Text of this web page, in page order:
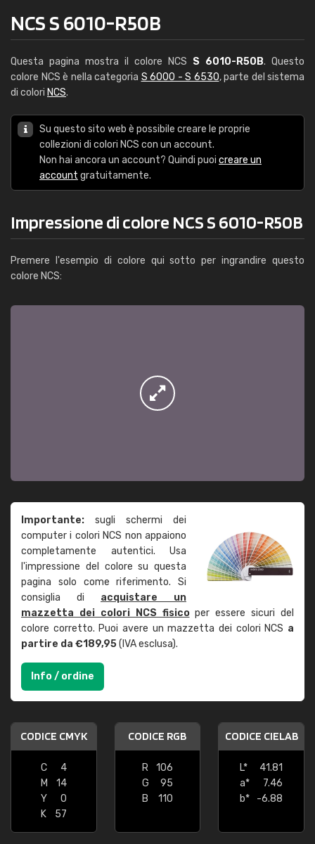
NCS S 6010-R50B
Questa pagina mostra il colore NCS S 6010-R50B. Questo
colore NCS è nella categoria S 6000 - S 6530, parte del sistema
di colori NCS.
Su questo sito web è possibile creare le proprie
collezioni di colori NCS con un account.
Non hai ancora un account? Quindi puoi creare un
account gratuitamente.
Impressione di colore NCS S 6010-R50B
Premere l'esempio di colore qui sotto per ingrandire questo
colore NCS:
Importante: sugli schermi dei
computer i colori NCS non appaiono
completamente autentici. Usa
l'impressione del colore su questa
pagina solo come riferimento. Si
consiglia di acquistare un
mazzetta dei colori NCS fisicoper essere sicuri del
colore corretto. Puoi avere un mazzetta dei colori NCS a
partire da €189,95(IVA esclusa).
Info / ordine
CODICE CMYK
C
4
M
14
Y
0
K
57
CODICE RGB
R
106
G
95
B
110
CODICE CIELAB
L*
41.81
a*
7.46
b*
-6.88